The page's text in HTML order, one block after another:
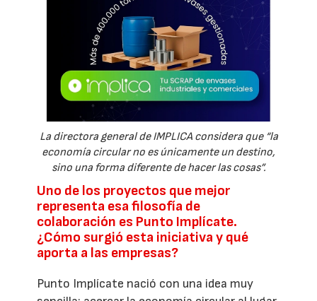
La directora general de IMPLICA considera que “la
economía circular no es únicamente un destino,
sino una forma diferente de hacer las cosas”.
Uno de los proyectos que mejor
representa esa filosofía de
colaboración es Punto Implícate.
¿Cómo surgió esta iniciativa y qué
aporta a las empresas?
Punto Implícate nació con una idea muy